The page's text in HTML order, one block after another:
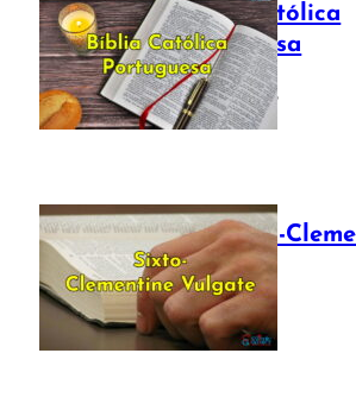
Bíblia Católica
Portuguesa
July 16, 2025
The Sixto-
Vulgate
July 12, 2025